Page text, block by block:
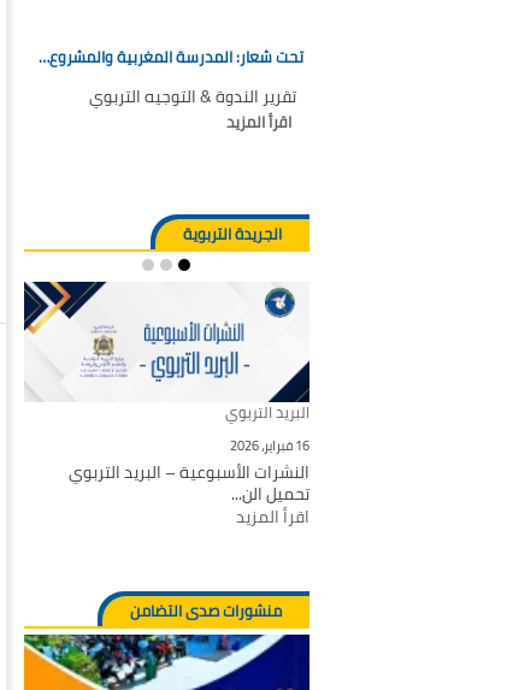
تحت شعار: المدرسة المغربية والمشروع…
تقرير الندوة & التوجيه التربوي
اقرأ المزيد
الجريدة التربوية
البريد التربوي
16 فبراير، 2026
النشرات الأسبوعية – البريد التربوي
تحميل الن...
اقرأ المزيد
منشورات صدى التضامن